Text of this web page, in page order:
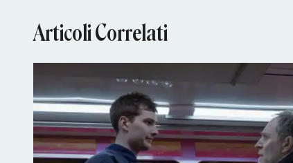
Articoli Correlati